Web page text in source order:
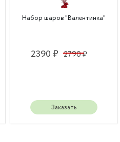
Набор шаров "Валентинка"
2390 ₽ 2790 ₽
Заказать